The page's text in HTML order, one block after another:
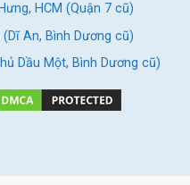
HCM (Quận 7 cũ)
(Dĩ An, Bình Dương cũ)
Dầu Một, Bình Dương cũ)